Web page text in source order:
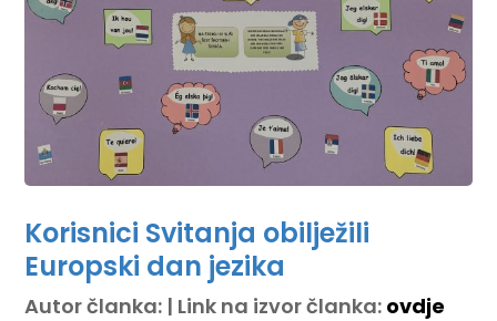
Korisnici Svitanja obilježili
Europski dan jezika
Autor članka: | Link na izvor članka: ovdje